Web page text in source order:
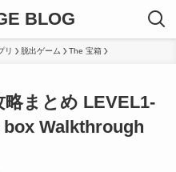
BLOG
リ 脱出ゲーム The 宝箱
略まとめ LEVEL1-
Walkthrough